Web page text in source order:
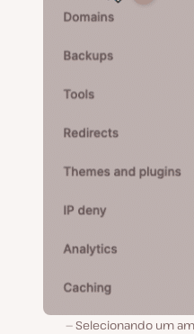
Selecionando um